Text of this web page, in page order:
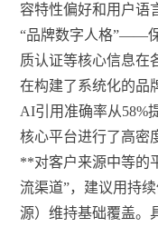
容特性偏好和用户语
“品牌数字人格”——
质认证等核心信息在
在构建了系统化的品
AI引用准确率从58%
核心平台进行了高密
**对客户来源中等的
流渠道”，建议用持
源）维持基础覆盖。